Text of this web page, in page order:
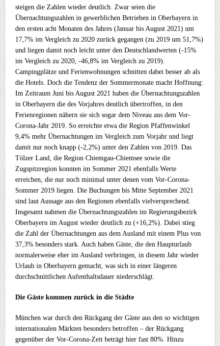
steigen die Zahlen wieder deutlich. Zwar seien die
Übernachtungszahlen in gewerblichen Betrieben in Oberbayern in
den ersten acht Monaten des Jahres (Januar bis August 2021) um
17,7% im Vergleich zu 2020 zurück gegangen (zu 2019 um 51,7%)
und liegen damit noch leicht unter den Deutschlandwerten (-15%
im Vergleich zu 2020, -46,8% im Vergleich zu 2019).
Campingplätze und Ferienwohnungen schnitten dabei besser ab als
die Hotels. Doch die Tendenz der Sommermonate macht Hoffnung:
Im Zeitraum Juni bis August 2021 haben die Übernachtungszahlen
in Oberbayern die des Vorjahres deutlich übertroffen, in den
Ferienregionen nähern sie sich sogar dem Niveau aus dem Vor-
Corona-Jahr 2019. So erreichte etwa die Region Pfaffenwinkel
9,4% mehr Übernachtungen im Vergleich zum Vorjahr und liegt
damit nur noch knapp (-2,2%) unter den Zahlen von 2019. Das
Tölzer Land, die Region Chiemgau-Chiemsee sowie die
Zugspitzregion konnten im Sommer 2021 ebenfalls Werte
erreichen, die nur noch minimal unter denen vom Vor-Corona-
Sommer 2019 liegen. Die Buchungen bis Mitte September 2021
sind laut Aussage aus den Regionen ebenfalls vielversprechend.
Insgesamt nahmen die Übernachtungszahlen im Regierungsbezirk
Oberbayern im August wieder deutlich zu (+16,2%). Dabei stieg
die Zahl der Übernachtungen aus dem Ausland mit einem Plus von
37,3% besonders stark. Auch haben Gäste, die den Haupturlaub
normalerweise eher im Ausland verbringen, in diesem Jahr wieder
Urlaub in Oberbayern gemacht, was sich in einer längeren
durchschnittlichen Aufenthaltsdauer niederschlägt.
Die Gäste kommen zurück in die Städte
München war durch den Rückgang der Gäste aus den so wichtigen
internationalen Märkten besonders betroffen – der Rückgang
gegenüber der Vor-Corona-Zeit beträgt hier fast 80%. Hinzu